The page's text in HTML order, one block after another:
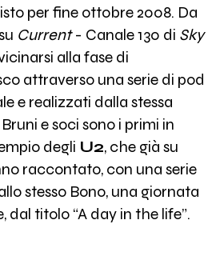
per fine ottobre 2008. Da
Current- Canale 130 di Sky
alla fase di
attraverso una serie di pod
e realizzati dalla stessa
e soci sono i primi in
degli U2, che già su
raccontato, con una serie
stesso Bono, una giornata
dal titolo “A day in the life”.